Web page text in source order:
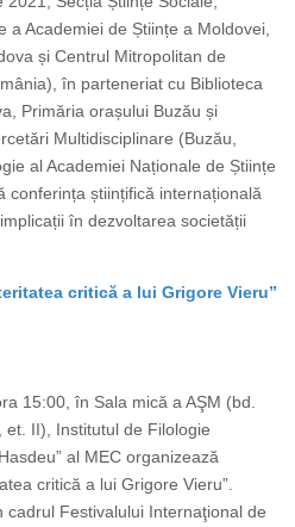
a Academiei de Științe a Moldovei,
și Centrul Mitropolitan de
în parteneriat cu Biblioteca
Primăria orașului Buzău și
Multidisciplinare (Buzău,
al Academiei Naționale de Științe
conferința științifică internațională
în dezvoltarea societății
critică a lui Grigore Vieru”
15:00, în Sala mică a AŞM (bd.
et. II), Institutul de Filologie
al MEC organizează
critică a lui Grigore Vieru”.
Festivalului Internaţional de